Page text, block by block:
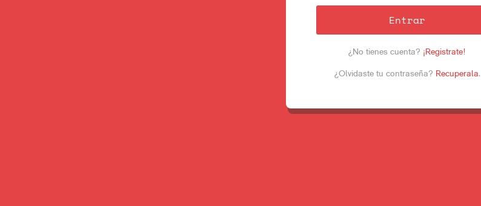
Entrar
¿No tienes cuenta? ¡Registrate!
¿Olvidaste tu contraseña? Recuperala.